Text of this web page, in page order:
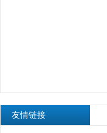
友情链接